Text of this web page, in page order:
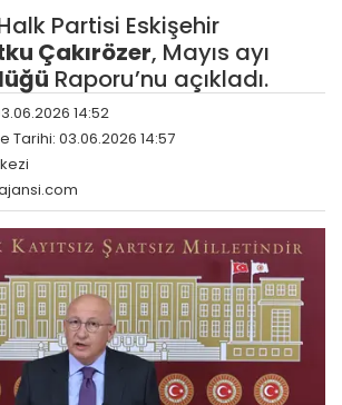
Partisi Eskişehir
Çakırözer, Mayıs ayı
Raporu’nu açıkladı.
14:52
03.06.2026 14:57